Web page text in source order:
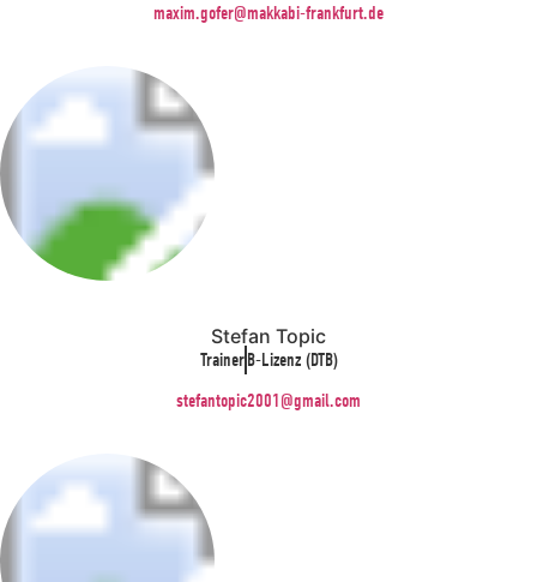
maxim.gofer@makkabi-frankfurt.de
Stefan Topic
TrainerB-Lizenz (DTB)
stefantopic2001@gmail.com